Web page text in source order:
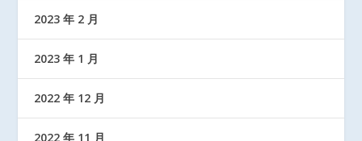
2023 年 2 月
2023 年 1 月
2022 年 12 月
2022 年 11 月